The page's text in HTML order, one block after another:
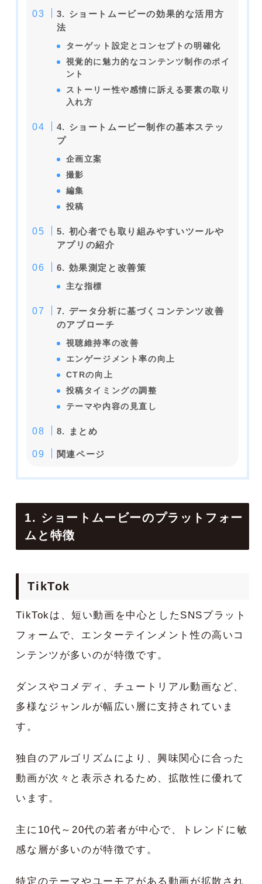
3. ショートムービーの効果的な活用方
法
ターゲット設定とコンセプトの明確化
視覚的に魅力的なコンテンツ制作のポイ
ント
ストーリー性や感情に訴える要素の取り
入れ方
4. ショートムービー制作の基本ステッ
プ
企画立案
撮影
編集
投稿
5. 初心者でも取り組みやすいツールや
アプリの紹介
6. 効果測定と改善策
主な指標
7. データ分析に基づくコンテンツ改善
のアプローチ
視聴維持率の改善
エンゲージメント率の向上
CTRの向上
投稿タイミングの調整
テーマや内容の見直し
8. まとめ
関連ページ
1. ショートムービーのプラットフォー
ムと特徴
TikTok
TikTokは、短い動画を中心としたSNSプラット
フォームで、エンターテインメント性の高いコ
ンテンツが多いのが特徴です。
ダンスやコメディ、チュートリアル動画など、
多様なジャンルが幅広い層に支持されていま
す。
独自のアルゴリズムにより、興味関心に合った
動画が次々と表示されるため、拡散性に優れて
います。
主に10代～20代の若者が中心で、トレンドに敏
感な層が多いのが特徴です。
特定のテーマやユーモアがある動画が拡散され